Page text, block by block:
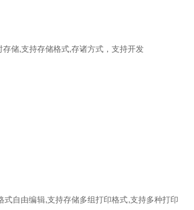
存储,支持存储格式,存诸方式，支持开发
式自由编辑,支持存储多组打印格式,支持多种打印